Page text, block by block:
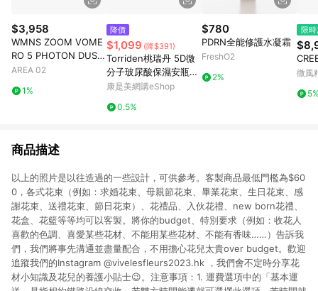
$3,958
WMNS ZOOM VOME
RO 5 PHOTON DUST
METALLIC SILVER
AREA 02
1%
降價
$1,099 (降$391)
Torriden桃瑞丹 5D微
分子玻尿酸保濕安瓶精
華限量套裝-精華50ML
康是美網購eShop
0.5%
$780
PDRN全能修護水凝霜
FreshO2
2%
限
微風
商品描述
以上的照片是以往造過的一些設計，可供參考。客製商品最低門檻為$60
0，各式花束（例如：求婚花束、母親節花束、畢業花束、生日花束、感
謝花束、送禮花束、節日花束）、花禮品、入伙花禮、new born花禮、
花盒、花籃等等均可以客製。將你的budget、特別要求（例如：收花人
喜歡的色調、喜愛某些花材、不能用某些花材、不能有香味……）告訴我
們，我們將事先溝通並盡量配合，不用擔心花兒太貴over budget。歡迎
追蹤我們的Instagram @vivelesfleurs2023.hk ，我們會不定時分享花
材小知識及花兒的養護小貼士😉。注意事項：1. 運費選項中的「基本運